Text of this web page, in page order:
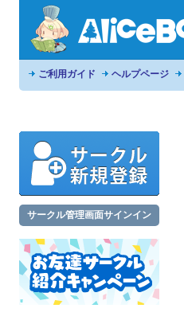
ご利用ガイド ヘルプページ
サークル管理画面サインイン